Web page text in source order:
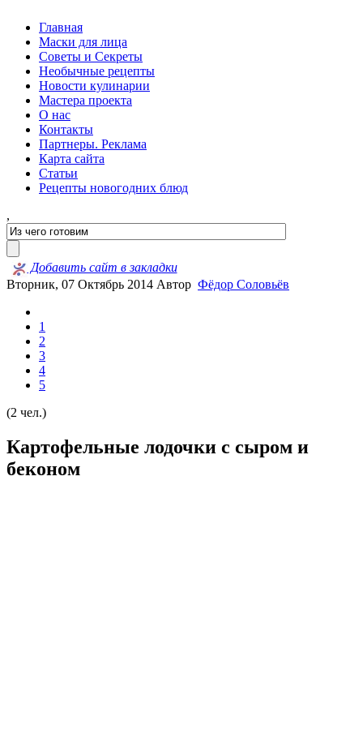
Главная
Маски для лица
Советы и Секреты
Необычные рецепты
Новости кулинарии
Мастера проекта
О нас
Контакты
Партнеры. Реклама
Карта сайта
Статьи
Рецепты новогодних блюд
,
Добавить сайт в закладки
Вторник, 07 Октябрь 2014 Автор Фёдор Соловьёв
1
2
3
4
5
(2 чел.)
Картофельные лодочки с сыром и
беконом